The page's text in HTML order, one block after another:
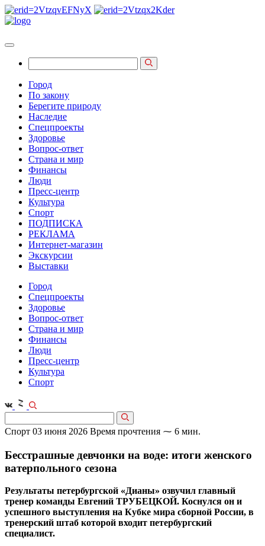
Город
По закону
Берегите природу
Наследие
Спецпроекты
Здоровье
Вопрос-ответ
Страна и мир
Финансы
Люди
Пресс-центр
Культура
Спорт
ПОДПИСКА
РЕКЛАМА
Интернет-магазин
Экскурсии
Выставки
Город
Спецпроекты
Здоровье
Вопрос-ответ
Страна и мир
Финансы
Люди
Пресс-центр
Культура
Спорт
Спорт 03 июня 2026 Время прочтения ⁓ 6 мин.
Бесстрашные девчонки на воде: итоги женского
ватерпольного сезона
Результаты петербургской «Дианы» озвучил главный
тренер команды Евгений ТРУБЕЦКОЙ. Коснулся он и
успешного выступления на Кубке мира сборной России, в
тренерский штаб которой входит петербургский
специалист.